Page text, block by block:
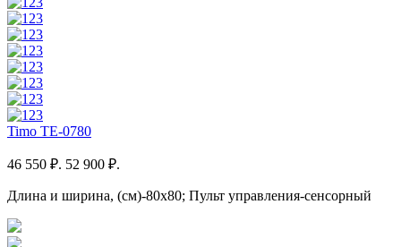
Timo TE-0780
46 550 ₽. 52 900 ₽.
Длина и ширина, (см)-80x80; Пульт управления-сенсорный